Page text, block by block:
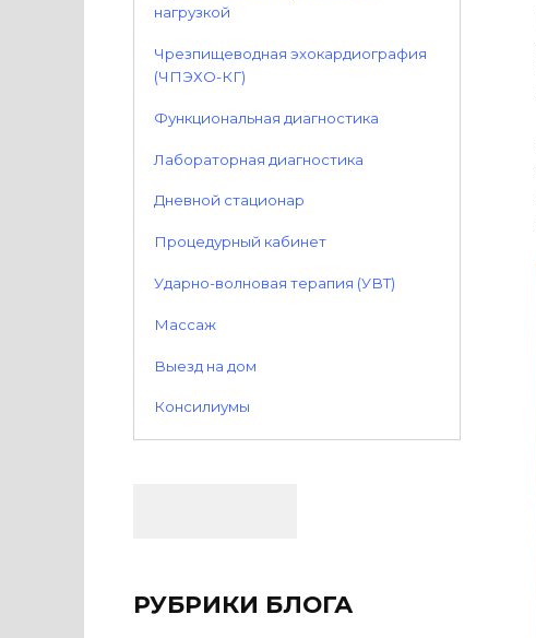
нагрузкой
Чрезпищеводная эхокардиография
(ЧПЭХО-КГ)
Функциональная диагностика
Лабораторная диагностика
Дневной стационар
Процедурный кабинет
Ударно-волновая терапия (УВТ)
Массаж
Выезд на дом
Консилиумы
РУБРИКИ БЛОГА